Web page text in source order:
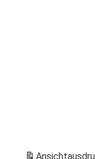
Ansicht